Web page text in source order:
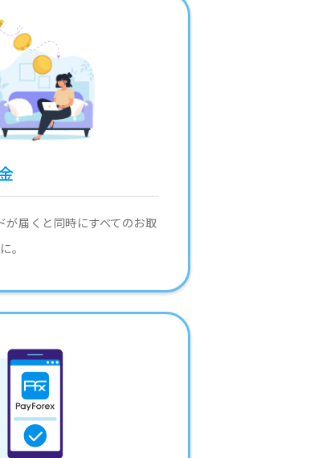
届くと同時にすべてのお取
。